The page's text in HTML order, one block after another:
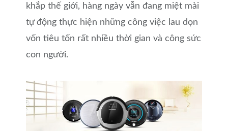
khắp thế giới, hàng ngày vẫn đang miệt mài
tự động thực hiện những công việc lau dọn
vốn tiêu tốn rất nhiều thời gian và công sức
con người.